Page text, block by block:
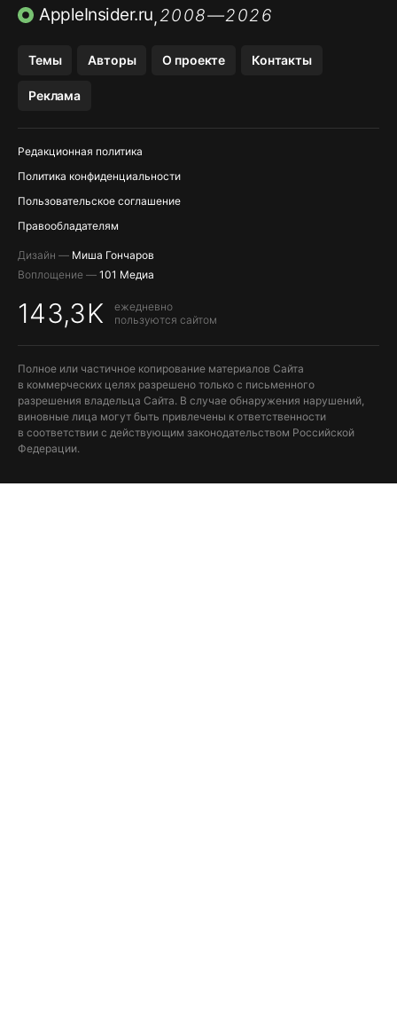
ПРИЛОЖЕНИЯ БЕЗ APP STORE
AppleInsider.ru,2008—2026
Темы Авторы О проекте Контакты
Реклама
Редакционная политика
Политика конфиденциальности
Пользовательское соглашение
Правообладателям
Дизайн — Миша Гончаров
Воплощение — 101 Медиа
143,3K
ежедневно
пользуются сайтом
Полное или частичное копирование материалов Сайта
в коммерческих целях разрешено только с письменного
разрешения владельца Сайта. В случае обнаружения нарушений,
виновные лица могут быть привлечены к ответственности
в соответствии с действующим законодательством Российской
Федерации.